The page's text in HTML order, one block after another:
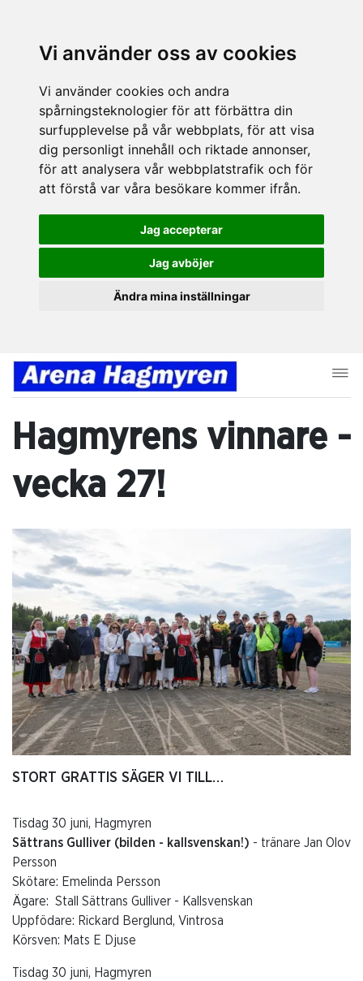
Vi använder oss av cookies
Vi använder cookies och andra
spårningsteknologier för att förbättra din
surfupplevelse på vår webbplats, för att visa
dig personligt innehåll och riktade annonser,
för att analysera vår webbplatstrafik och för
att förstå var våra besökare kommer ifrån.
Jag accepterar
Jag avböjer
Ändra mina inställningar
Hagmyrens vinnare -
vecka 27!
STORT GRATTIS SÄGER VI TILL…
Tisdag 30 juni, Hagmyren
Sättrans Gulliver (bilden - kallsvenskan!) - tränare Jan Olov
Persson
Skötare: Emelinda Persson
Ägare: Stall Sättrans Gulliver - Kallsvenskan
Uppfödare: Rickard Berglund, Vintrosa
Körsven: Mats E Djuse
Tisdag 30 juni, Hagmyren